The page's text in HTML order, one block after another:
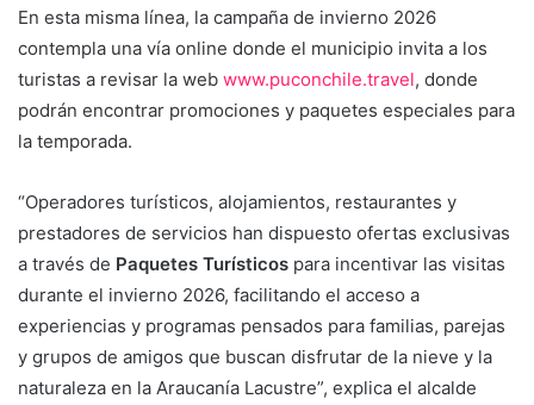
En esta misma línea, la campaña de invierno 2026
contempla una vía online donde el municipio invita a los
turistas a revisar la web www.puconchile.travel, donde
podrán encontrar promociones y paquetes especiales para
la temporada.
“Operadores turísticos, alojamientos, restaurantes y
prestadores de servicios han dispuesto ofertas exclusivas
a través de Paquetes Turísticos para incentivar las visitas
durante el invierno 2026, facilitando el acceso a
experiencias y programas pensados para familias, parejas
y grupos de amigos que buscan disfrutar de la nieve y la
naturaleza en la Araucanía Lacustre”, explica el alcalde